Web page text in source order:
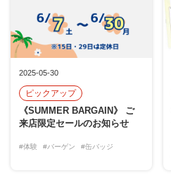
2025-05-30
ピックアップ
《SUMMER BARGAIN》 ご
来店限定セールのお知らせ
#体験 #バーゲン #缶バッジ